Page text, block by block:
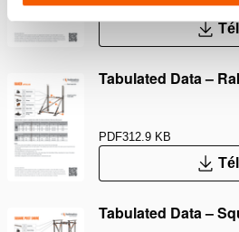
Tabulated Data –
PDF312.9 KB
Tabulated Data –